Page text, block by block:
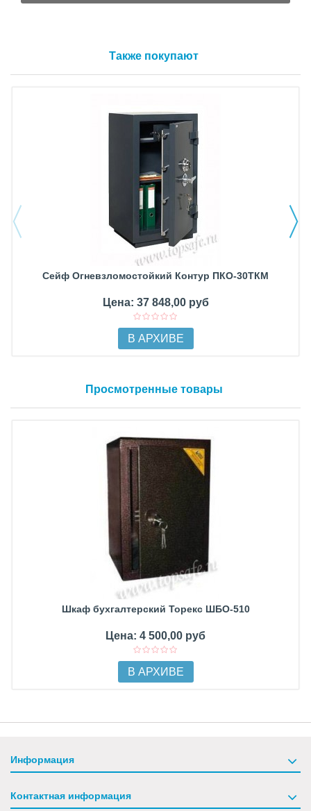
Также покупают
Сейф Огневзломостойкий Контур ПКО-30ТКМ
Цена: 37 848,00 руб
В АРХИВЕ
Просмотренные товары
Шкаф бухгалтерский Торекс ШБО-510
Цена: 4 500,00 руб
В АРХИВЕ
Информация
Контактная информация